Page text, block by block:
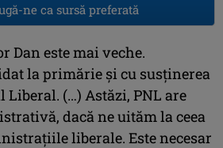
ne ca sursă preferată
Dan este mai veche.
la primărie şi cu susţinerea
(…) Astăzi, PNL are
dacă ne uităm la ceea
liberale. Este necesar